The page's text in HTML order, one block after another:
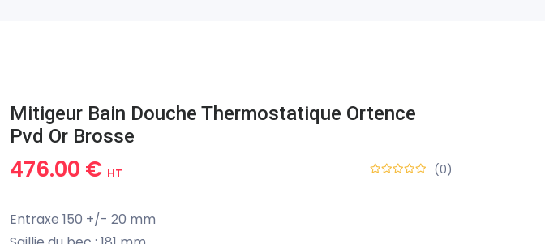
Mitigeur Bain Douche Thermostatique Ortence
Pvd Or Brosse
476.00 € HT (0)
Entraxe 150 +/- 20 mm